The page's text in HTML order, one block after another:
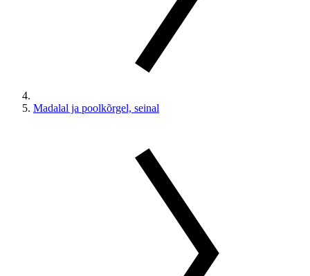
Madalal ja poolkõrgel, seinal